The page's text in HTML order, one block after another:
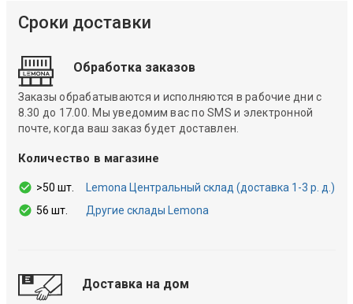
Сроки доставки
Обработка заказов
Заказы обрабатываются и исполняются в рабочие дни с
8.30 до 17.00. Мы уведомим вас по SMS и электронной
почте, когда ваш заказ будет доставлен.
Количество в магазине
>50 шт.
Lemona Центральный склад (доставка 1-3 р. д.)
56 шт.
Другие склады Lemona
Доставка на дом